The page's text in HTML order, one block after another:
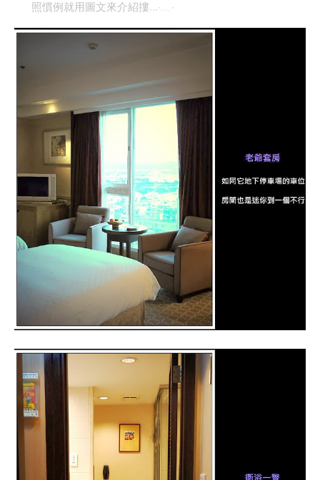
照慣例就用圖文來介紹摟...‧﹏‧